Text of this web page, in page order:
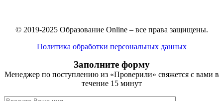
© 2019-2025 Образование Online – все права защищены.
Политика обработки персональных данных
Заполните форму
Менеджер по поступлению из «Проверили» свяжется с вами в
течение 15 минут